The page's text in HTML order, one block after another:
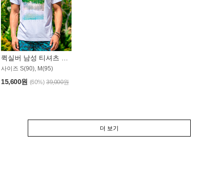
퀵실버 남성 티셔츠 MST357WQS
사이즈 S(90), M(95)
15,600원 (60%) 39,000원
더 보기